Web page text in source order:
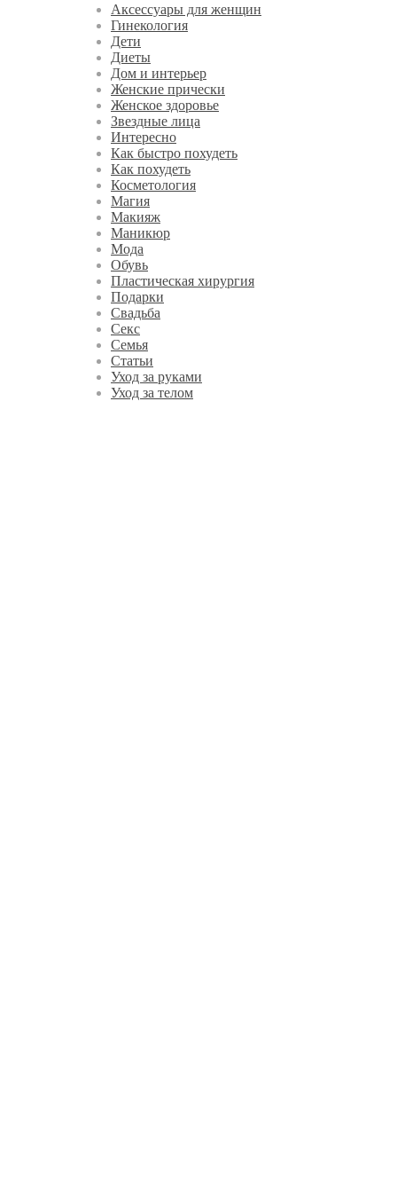
Аксессуары для женщин
Гинекология
Дети
Диеты
Дом и интерьер
Женские прически
Женское здоровье
Звездные лица
Интересно
Как быстро похудеть
Как похудеть
Косметология
Магия
Макияж
Маникюр
Мода
Обувь
Пластическая хирургия
Подарки
Свадьба
Секс
Семья
Статьи
Уход за руками
Уход за телом